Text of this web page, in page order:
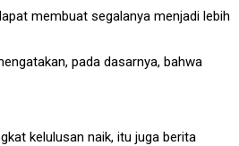
membuat segalanya menjadi lebih
pada dasarnya, bahwa
kelulusan naik, itu juga berita